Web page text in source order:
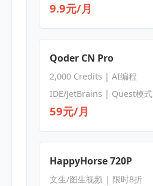
9.9元/月
Qoder CN Pro
2,000 Credits | AI编程
IDE/JetBrains | Quest模式
59元/月
HappyHorse 720P
文生/图生视频 | 限时8折